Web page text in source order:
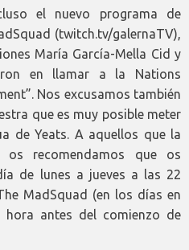
el nuevo programa de
(twitch.tv/galernaTV),
María García-Mella Cid y
en llamar a la Nations
Nos excusamos también
que es muy posible meter
de Yeats. A aquellos que la
recomendamos que os
de lunes a jueves a las 22
MadSquad (en los días en
antes del comienzo de